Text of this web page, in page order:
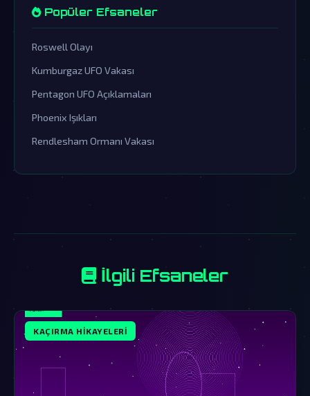
Popüler Efsaneler
Roswell Olayı
Kumburgaz UFO Vakası
Pentagon UFO Açıklamaları
Phoenix Işıkları
Rendlesham Ormanı Vakası
İlgili Efsaneler
KAÇIRMA HIKAYELERI